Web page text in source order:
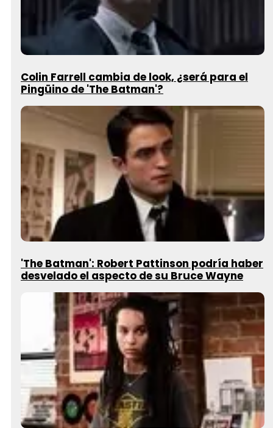
Colin Farrell cambia de look, ¿será para el
Pingüino de 'The Batman'?
'The Batman': Robert Pattinson podría haber
desvelado el aspecto de su Bruce Wayne